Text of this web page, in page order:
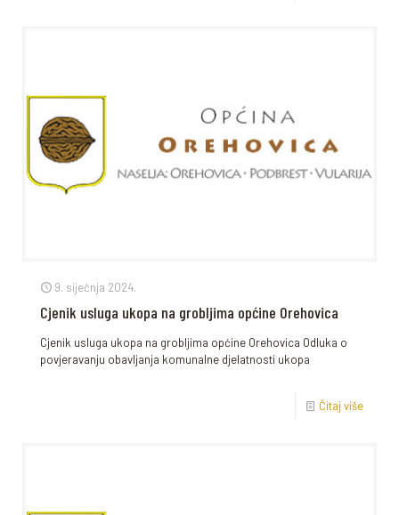
9. siječnja 2024.
Cjenik usluga ukopa na grobljima općine Orehovica
Cjenik usluga ukopa na grobljima općine Orehovica Odluka o
povjeravanju obavljanja komunalne djelatnosti ukopa
Čitaj više